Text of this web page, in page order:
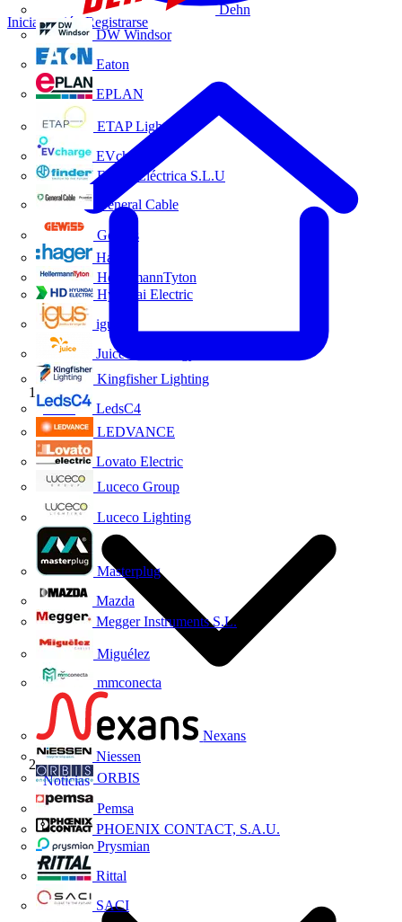
Dehn
DW Windsor
Eaton
EPLAN
ETAP Lighting
EVcharge
Finder Eléctrica S.L.U
General Cable
Gewiss
Hager
HellermannTyton
Hyundai Electric
igus
Juice Technology
Kingfisher Lighting
LedsC4
LEDVANCE
Lovato Electric
Luceco Group
Luceco Lighting
Masterplug
Mazda
Megger Instruments S.L.
Miguélez
mmconecta
Nexans
Niessen
ORBIS
Pemsa
PHOENIX CONTACT, S.A.U.
Prysmian
Rittal
SACI
Iniciar sesión Registrarse
Inicio
Noticias